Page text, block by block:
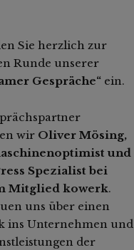
Sie herzlich zur
Runde unserer
Gespräche“ ein.
wir Oliver Mösing,
und
Spezialist bei
Mitglied kowerk.
uns über einen
ins Unternehmen und
der